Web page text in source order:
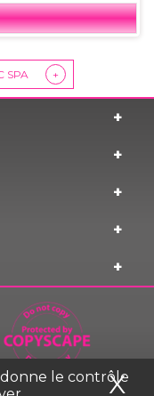
donne le contrôle
X
SPA +